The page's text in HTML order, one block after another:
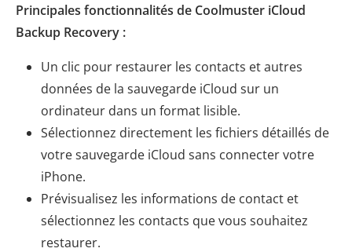
Principales fonctionnalités de Coolmuster iCloud
Backup Recovery :
Un clic pour restaurer les contacts et autres
données de la sauvegarde iCloud sur un
ordinateur dans un format lisible.
Sélectionnez directement les fichiers détaillés de
votre sauvegarde iCloud sans connecter votre
iPhone.
Prévisualisez les informations de contact et
sélectionnez les contacts que vous souhaitez
restaurer.